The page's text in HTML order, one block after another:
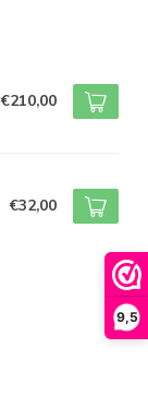
9,5
€210,00
€32,00